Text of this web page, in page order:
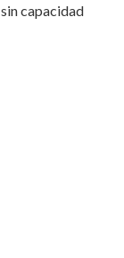
capacidad